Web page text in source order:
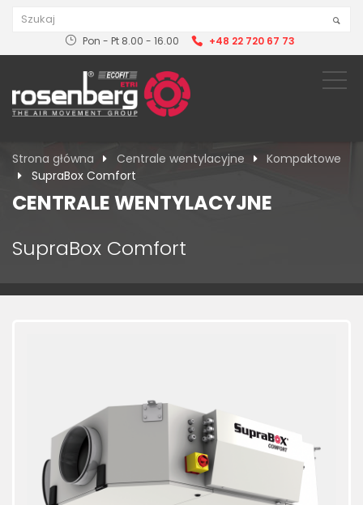
Pon - Pt 8.00 - 16.00 +48 22 720 67 73
Strona główna Centrale wentylacyjne
Kompaktowe
SupraBox Comfort
CENTRALE WENTYLACYJNE
SupraBox Comfort